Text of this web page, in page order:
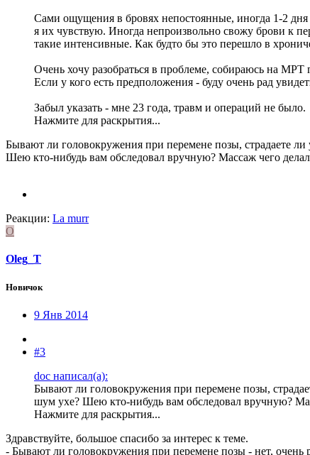
Сами ощущения в бровях непостоянные, иногда 1-2
я их чувствую. Иногда непроизвольно свожу брови к
такие интенсивные. Как будто бы это перешло в
Очень хочу разобраться в проблеме, собираюсь на МРТ
Если у кого есть предположения - буду очень рад
Забыл указать - мне 23 года, травм и операций не было.
Нажмите для раскрытия...
Бывают ли головокружения при перемене позы, страдаете
Шею кто-нибудь вам обследовал вручную? Массаж чего
Реакции: La murr
O
Oleg_T
Новичок
9 Янв 2014
#3
doc написал(а):
Бывают ли головокружения при перемене позы,
шум ухе? Шею кто-нибудь вам обследовал вручную?
Нажмите для раскрытия...
Здравствуйте, большое спасибо за интерес к теме.
- Бывают ли головокружения при перемене позы - нет, очень